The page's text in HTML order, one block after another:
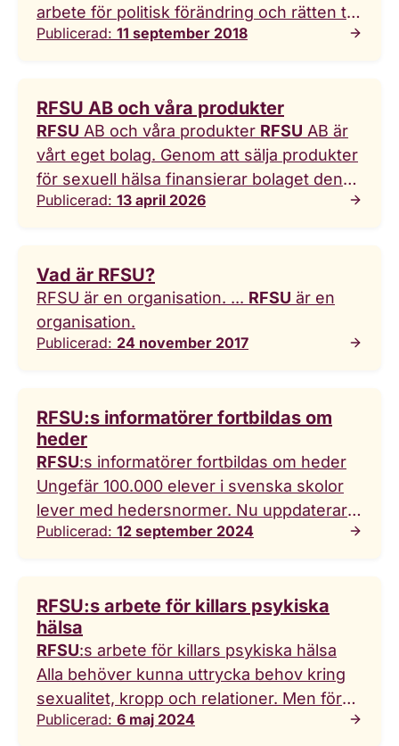
arbete för politisk förändring och rätten till
sin egen kropp.
Publicerad: 11 september 2018
RFSU AB och våra produkter
RFSU AB och våra produkter RFSU AB är
vårt eget bolag. Genom att sälja produkter
för sexuell hälsa finansierar bolaget den
ideella rörelsens arbete. All vinst går till
RFSU ... sexuell hälsa finansierar bolaget
den ideella rörelsens arbete. All vinst går
tillRFSU:s uppdrag att sprida kunskap,
driva påverkan och mobilisera för
exempel på hur företags samhällsansvar
Publicerad: 13 april 2026
Vad är RFSU?
RFSU är en organisation. ... RFSU är en
organisation.
Publicerad: 24 november 2017
RFSU:s informatörer fortbildas om
heder
RFSU:s informatörer fortbildas om heder
Ungefär 100.000 elever i svenska skolor
lever med hedersnormer. Nu uppdaterar
RFSUsina metoder för att inkludera även
hedersnormer. ... Nu uppdaterarRFSU
sina metoder för att inkludera även dessa i
sexualupplysningen. En rapport som
RFSUgjort visar att personer som lever
med hedersnormer behöver ett annat
bemötande för att känna sig inkluderade i
Publicerad: 12 september 2024
RFSU:s arbete för killars psykiska
hälsa
RFSU:s arbete för killars psykiska hälsa
Alla behöver kunna uttrycka behov kring
sexualitet, kropp och relationer. Men för
killar kan normer om hur en kille "ska
Publicerad: 6 maj 2024